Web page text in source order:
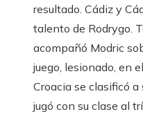
resultado. Cádiz y
talento de Rodrygo.
acompañó Modric
juego, lesionado, en
Croacia se clasificó a
jugó con su clase al